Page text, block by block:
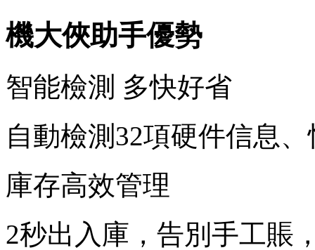
機大俠助手優勢
智能檢測 多快好省
自動檢測32項硬件信息
庫存高效管理
2秒出入庫，告別手工賬